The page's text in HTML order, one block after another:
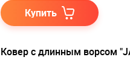
Купить
Ковер с длинным ворсом